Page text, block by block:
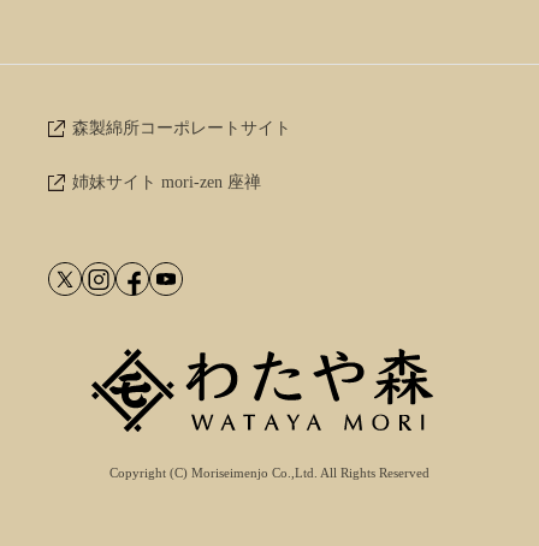
森製綿所コーポレートサイト
姉妹サイト mori-zen 座禅
Copyright (C) Moriseimenjo Co.,Ltd. All Rights Reserved